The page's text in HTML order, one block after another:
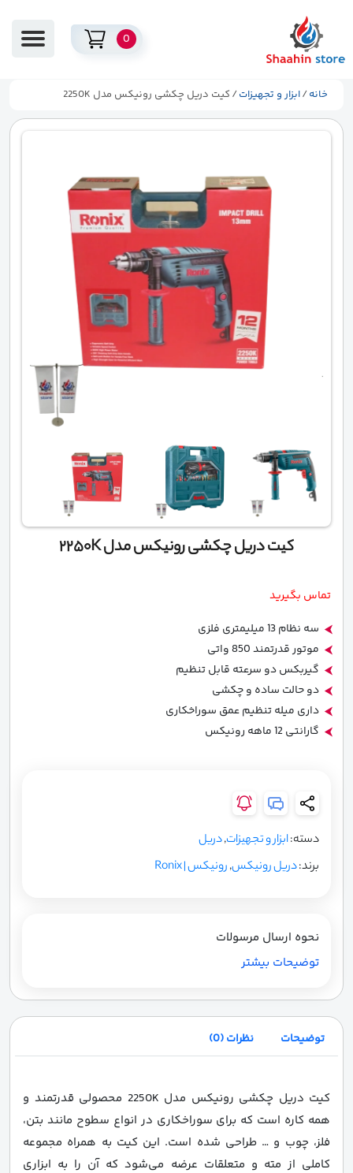
0
خانه/ابزار و تجهیزات/ کیت دریل چکشی رونیکس مدل 2250K
کیت دریل چکشی رونیکس مدل 2250K
تماس بگیرید
سه نظام 13 میلیمتری فلزی
موتور قدرتمند 850 واتی
گیربکس دو سرعته قابل تنظیم
دو حالت ساده و چکشی
داری میله تنظیم عمق سوراخکاری
گارانتی 12 ماهه رونیکس
دسته:ابزار و تجهیزات,دریل
برند:دریل رونیکس,رونیکس | Ronix
نحوه ارسال مرسولات
توضیحات بیشتر
توضیحات نظرات (0)
کیت دریل چکشی رونیکس مدل 2250K محصولی قدرتمند و
همه کاره است که برای سوراخکاری در انواع سطوح مانند بتن،
فلز، چوب و … طراحی شده است. این کیت به همراه مجموعه
کاملی از مته و متعلقات عرضه می‌شود که آن را به ابزاری